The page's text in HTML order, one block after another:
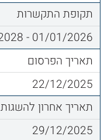
תקופת התקשרות
01/01/2026 - 31/12/2028
תאריך הפרסום
22/12/2025
תאריך אחרון להשגות
29/12/2025